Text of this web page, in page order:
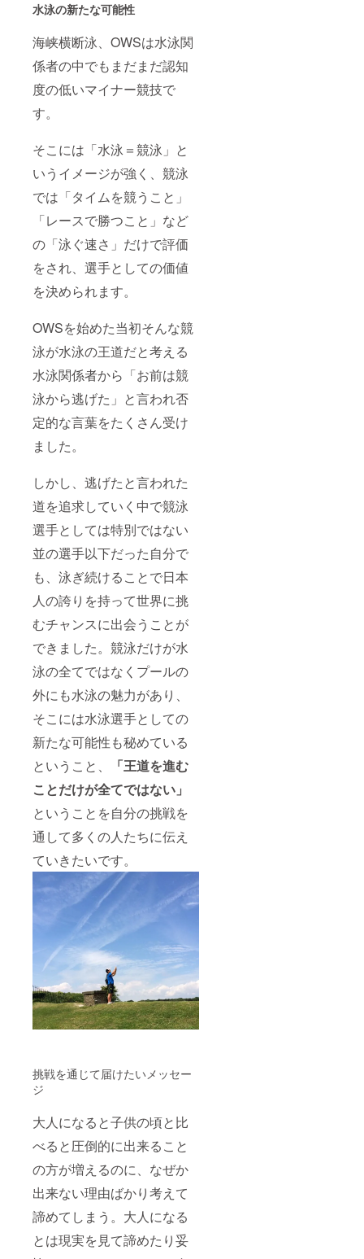
水泳の新たな可能性
海峡横断泳、OWSは水泳関
係者の中でもまだまだ認知
度の低いマイナー競技で
す。
そこには「水泳＝競泳」と
いうイメージが強く、競泳
では「タイムを競うこと」
「レースで勝つこと」など
の「泳ぐ速さ」だけで評価
をされ、選手としての価値
を決められます。
OWSを始めた当初そんな競
泳が水泳の王道だと考える
水泳関係者から「お前は競
泳から逃げた」と言われ否
定的な言葉をたくさん受け
ました。
しかし、逃げたと言われた
道を追求していく中で競泳
選手としては特別ではない
並の選手以下だった自分で
も、泳ぎ続けることで日本
人の誇りを持って世界に挑
むチャンスに出会うことが
できました。競泳だけが水
泳の全てではなくプールの
外にも水泳の魅力があり、
そこには水泳選手としての
新たな可能性も秘めている
ということ、
「王道を進む
ことだけが全てではない」
ということを自分の挑戦を
通して多くの人たちに伝え
ていきたいです。
挑戦を通じて届けたいメッセー
ジ
大人になると子供の頃と比
べると圧倒的に出来ること
の方が増えるのに、なぜか
出来ない理由ばかり考えて
諦めてしまう。大人になる
とは現実を見て諦めたり妥